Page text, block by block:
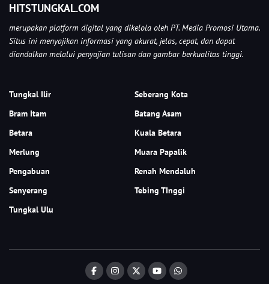
HITSTUNGKAL.COM
merupakan platform digital yang dikelola oleh PT. Media Promosi Utama.
Situs ini menyajikan informasi yang akurat, jelas, cepat, dan dapat
diandalkan melalui penyajian tulisan dan gambar berkualitas tinggi.
Tungkal Ilir
Seberang Kota
Bram Itam
Batang Asam
Betara
Kuala Betara
Merlung
Muara Papalik
Pengabuan
Renah Mendaluh
Senyerang
Tebing TInggi
Tungkal Ulu